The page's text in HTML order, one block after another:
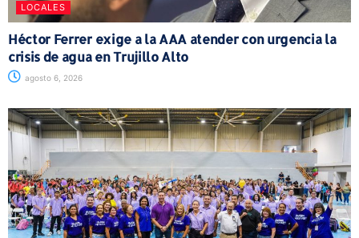
LOCALES
Héctor Ferrer exige a la AAA atender con urgencia la
crisis de agua en Trujillo Alto
agosto 6, 2026